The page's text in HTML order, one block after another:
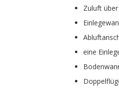
Zuluft
eine